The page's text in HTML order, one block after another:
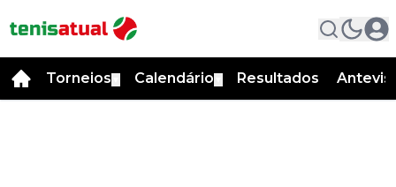
Torneios Calendário Resultados